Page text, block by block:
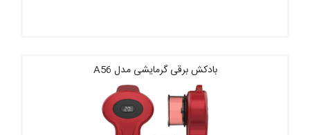
بادکش برقی گرمایشی مدل A56